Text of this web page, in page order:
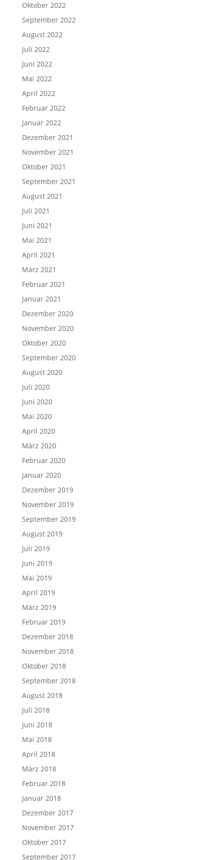
Oktober 2022
September 2022
August 2022
Juli 2022
Juni 2022
Mai 2022
April 2022
Februar 2022
Januar 2022
Dezember 2021
November 2021
Oktober 2021
September 2021
August 2021
Juli 2021
Juni 2021
Mai 2021
April 2021
März 2021
Februar 2021
Januar 2021
Dezember 2020
November 2020
Oktober 2020
September 2020
August 2020
Juli 2020
Juni 2020
Mai 2020
April 2020
März 2020
Februar 2020
Januar 2020
Dezember 2019
November 2019
September 2019
August 2019
Juli 2019
Juni 2019
Mai 2019
April 2019
März 2019
Februar 2019
Dezember 2018
November 2018
Oktober 2018
September 2018
August 2018
Juli 2018
Juni 2018
Mai 2018
April 2018
März 2018
Februar 2018
Januar 2018
Dezember 2017
November 2017
Oktober 2017
September 2017